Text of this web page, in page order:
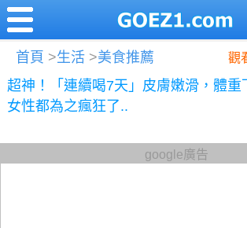
首頁 >生活 >美食推薦 觀
超神！「連續喝7天」皮膚嫩滑，體重
女性都為之瘋狂了..
google廣告